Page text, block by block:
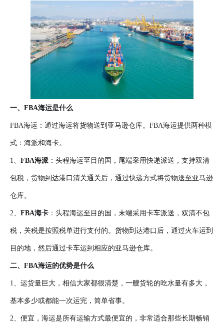
一、FBA海运是什么
FBA海运：通过海运将货物送到亚马逊仓库。FBA海运提供两种模
式：海派和海卡。
1、 FBA海派 ：头程海运至目的国，尾端采用快递派送，支持双清
包税，货物到达港口清关通关后，通过快递方式将货物送至亚马逊
仓库。
2、 FBA海卡 ：头程海运至目的国，末端采用卡车派送，双清不包
税，关税是按照税单进行支付的。货物到达港口后，通过火车运到
目的地，然后通过卡车运到相应的亚马逊仓库。
二、FBA海运的优势是什么
1、运货量巨大，相信大家都很清楚，一艘货轮的吃水量有多大，
基本多少或都能一次运完，简单省事。
2、便宜，海运是所有运输方式最便宜的，非常适合那些长期畅销